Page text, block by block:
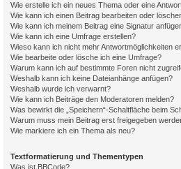
Wie erstelle ich ein neues Thema oder eine
Wie kann ich einen Beitrag bearbeiten oder
Wie kann ich meinem Beitrag eine Signatur
Wie kann ich eine Umfrage erstellen?
Wieso kann ich nicht mehr Antwortmöglichkeiten
Wie bearbeite oder lösche ich eine Umfrage?
Warum kann ich auf bestimmte Foren nicht
Weshalb kann ich keine Dateianhänge anfügen?
Weshalb wurde ich verwarnt?
Wie kann ich Beiträge den Moderatoren melden?
Was bewirkt die „Speichern“-Schaltfläche beim
Warum muss mein Beitrag erst freigegeben
Wie markiere ich ein Thema als neu?
Textformatierung und Thementypen
Was ist BBCode?